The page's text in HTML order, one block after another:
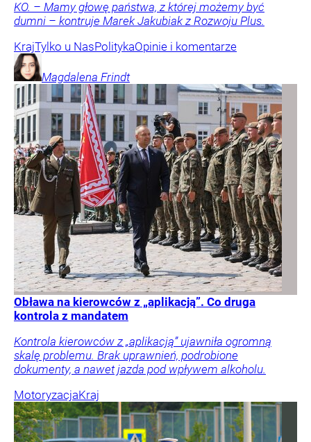
KO. – Mamy głowę państwa, z której możemy być
dumni – kontruje Marek Jakubiak z Rozwoju Plus.
KrajTylko u NasPolitykaOpinie i komentarze
Magdalena Frindt
Obława na kierowców z „aplikacją”. Co druga
kontrola z mandatem
Kontrola kierowców z „aplikacją” ujawniła ogromną
skalę problemu. Brak uprawnień, podrobione
dokumenty, a nawet jazda pod wpływem alkoholu.
MotoryzacjaKraj